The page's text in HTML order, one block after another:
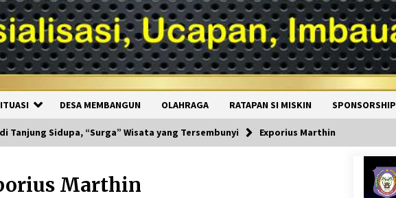
DESA MEMBANGUN OLAHRAGA RATAPAN SI MISKIN SPONSORSHIP
Tanjung Sidupa, “Surga” Wisata yang Tersembunyi Exporius Marthin
Marthin